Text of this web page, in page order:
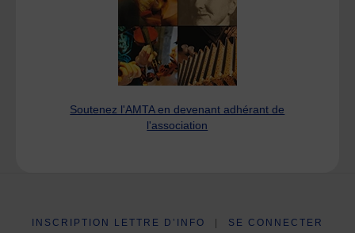
Soutenez l'AMTA en devenant adhérant de
l'association
INSCRIPTION LETTRE D’INFO SE CONNECTER